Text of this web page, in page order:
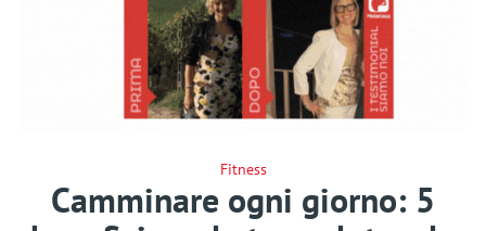
Fitness
Camminare ogni giorno: 5